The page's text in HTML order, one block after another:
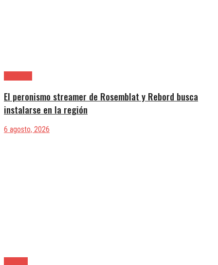
El peronismo streamer de Rosemblat y Rebord busca
instalarse en la región
6 agosto, 2026